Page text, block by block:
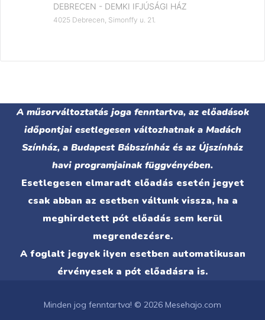
DEBRECEN - DEMKI IFJÚSÁGI HÁZ
4025 Debrecen, Simonffy u. 21.
A műsorváltoztatás joga fenntartva, az előadások
időpontjai esetlegesen változhatnak a Madách
Színház, a Budapest Bábszínház és az Újszínház
havi programjainak függvényében.
Esetlegesen elmaradt előadás esetén jegyet
csak abban az esetben váltunk vissza, ha a
meghirdetett pót előadás sem kerül
megrendezésre.
A foglalt jegyek ilyen esetben automatikusan
érvényesek a pót előadásra is.
Minden jog fenntartva! © 2026 Mesehajo.com